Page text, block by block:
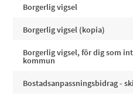
Borgerlig vigsel
Borgerlig vigsel (kopia)
Borgerlig vigsel, för dig som
kommun
Bostadsanpassningsbidrag -